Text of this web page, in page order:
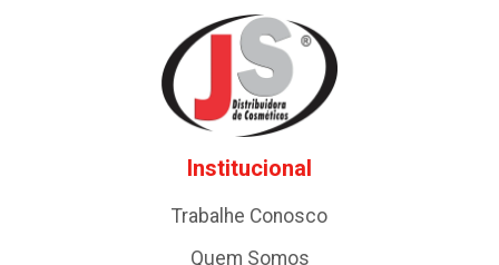
Institucional
Trabalhe Conosco
Quem Somos